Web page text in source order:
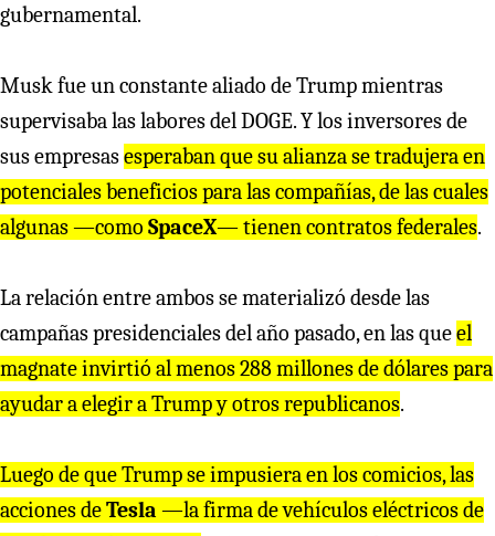
gubernamental.
Musk fue un constante aliado de Trump mientras
supervisaba las labores del DOGE. Y los inversores de
sus empresasesperaban que su alianza se tradujera en
potenciales beneficios para las compañías, de las cuales
algunas —como SpaceX— tienen contratos federales.
La relación entre ambos se materializó desde las
campañas presidenciales del año pasado, en las queel
magnate invirtió al menos 288 millones de dólares para
ayudar a elegir a Trump y otros republicanos.
Luego de que Trump se impusiera en los comicios, las
acciones deTesla —la firma de vehículos eléctricos de